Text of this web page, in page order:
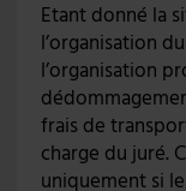
Etant donné la
l’organisation du
l’organisation
frais de
charge du juré.
uniquement si